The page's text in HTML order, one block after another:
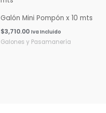
Galón Mini Pompón x 10 mts
$3,710.00 Iva Incluido
Galones y Pasamanería